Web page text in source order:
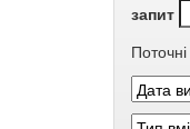
запит